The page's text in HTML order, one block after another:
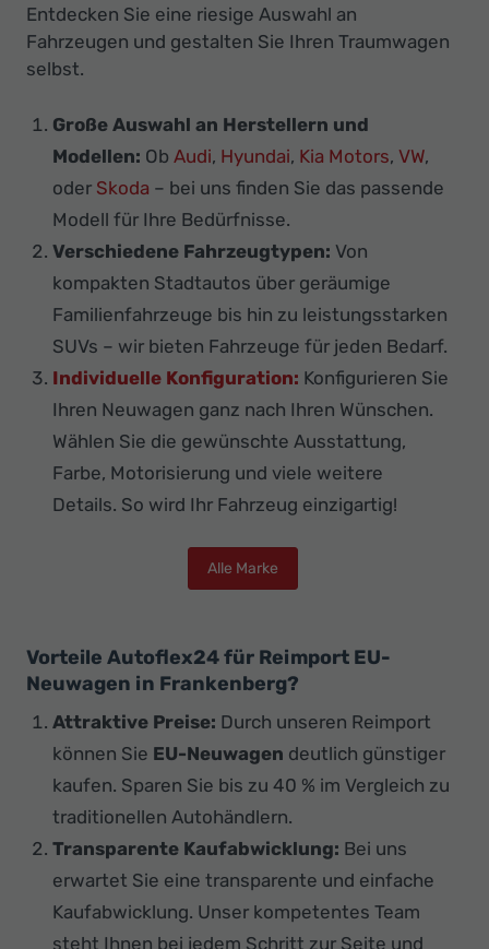
Entdecken Sie eine riesige Auswahl an
Fahrzeugen und gestalten Sie Ihren Traumwagen
selbst.
Große Auswahl an Herstellern und
Modellen: Ob Audi, Hyundai, Kia Motors, VW,
oder Skoda – bei uns finden Sie das passende
Modell für Ihre Bedürfnisse.
Verschiedene Fahrzeugtypen: Von
kompakten Stadtautos über geräumige
Familienfahrzeuge bis hin zu leistungsstarken
SUVs – wir bieten Fahrzeuge für jeden Bedarf.
Individuelle Konfiguration: Konfigurieren Sie
Ihren Neuwagen ganz nach Ihren Wünschen.
Wählen Sie die gewünschte Ausstattung,
Farbe, Motorisierung und viele weitere
Details. So wird Ihr Fahrzeug einzigartig!
Alle Marke
Vorteile Autoflex24 für Reimport EU-
Neuwagen in Frankenberg?
Attraktive Preise: Durch unseren Reimport
können Sie EU-Neuwagen deutlich günstiger
kaufen. Sparen Sie bis zu 40 % im Vergleich zu
traditionellen Autohändlern.
Transparente Kaufabwicklung: Bei uns
erwartet Sie eine transparente und einfache
Kaufabwicklung. Unser kompetentes Team
steht Ihnen bei jedem Schritt zur Seite und